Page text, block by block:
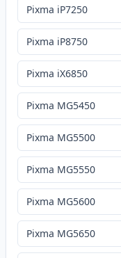
Pixma iP7250
Pixma iP8750
Pixma iX6850
Pixma MG5450
Pixma MG5500
Pixma MG5550
Pixma MG5600
Pixma MG5650